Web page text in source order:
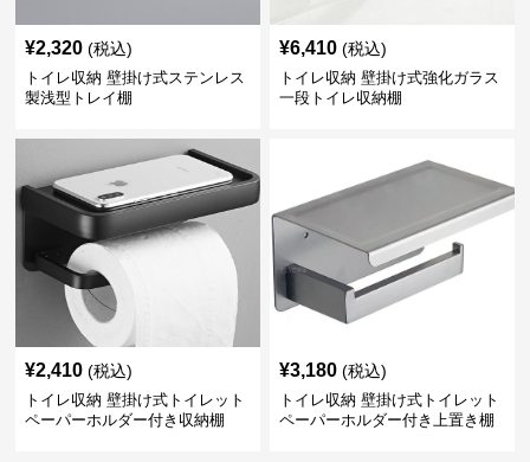
¥2,320 (税込)
トイレ収納 壁掛け式ステンレス
製浅型トレイ棚
¥6,410 (税込)
トイレ収納 壁掛け式強化ガラス
一段トイレ収納棚
¥2,410 (税込)
トイレ収納 壁掛け式トイレット
ペーパーホルダー付き収納棚
¥3,180 (税込)
トイレ収納 壁掛け式トイレット
ペーパーホルダー付き上置き棚